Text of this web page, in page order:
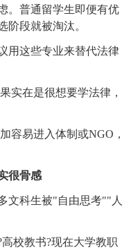
。普通留学生即便有优
阶段就被淘汰。
这些专业来替代法律
在是很想要学法律，
易进入体制或NGO，
很骨感
科生被"自由思考""人
校教书?现在大学教职